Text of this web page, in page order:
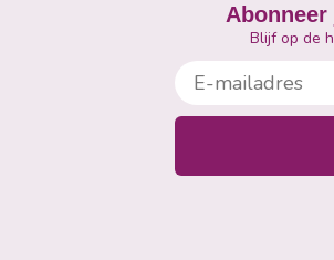
Blijf op de
E-mailadres